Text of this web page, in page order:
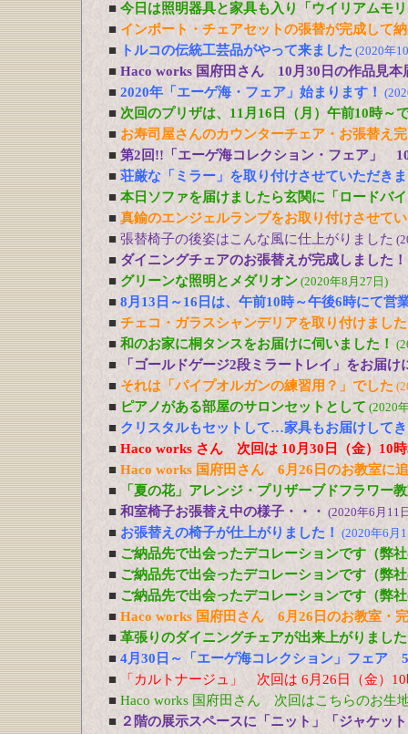
■ 今日は照明器具と家具も入り「ウイリアムモ
■ インポート・チェアセットの張替が完成して
■
トルコの伝統工芸品がやって来ました (2020年
■ Haco works 国府田さん 10月30日の作品見本
■ 2020年「エーゲ海・フェア」始まります！
■ 次回のプリザは、11月16日（月）午前10時～
■ お寿司屋さんのカウンターチェア・お張替え
■ 第2回!!「エーゲ海コレクション・フェア」
■ 荘厳な「ミラー」を取り付けさせていただき
■ 本日ソファを届けましたら玄関に「ロードバ
■ 真鍮のエンジェルランプをお取り付けさせて
■ 張替椅子の後姿はこんな風に仕上がりました
■ ダイニングチェアのお張替えが完成しました！
■ グリーンな照明とメダリオン (2020年8月27日)
■ 8月13日～16日は、午前10時～午後6時にて営
■ チェコ・ガラスシャンデリアを取り付けまし
■ 和のお家に桐タンスをお届けに伺いました！
■
「ゴールドゲージ2段ミラートレイ」をお届
■ それは「パイプオルガンの練習用？」でした
■ ピアノがある部屋のサロンセットとして (2020
■ クリスタルもセットして…家具もお届けして
■ Haco works さん 次回は 10月30日（金）10
■ Haco works 国府田さん 6月26日のお教室に
■
「夏の花」アレンジ・プリザーブドフラワー
■ 和室椅子お張替え中の様子・・・ (2020年6月11
■ お張替えの椅子が仕上がりました！ (2020年6月
■ ご納品先で出会ったデコレーションです（弊
■ ご納品先で出会ったデコレーションです（弊
■ ご納品先で出会ったデコレーションです（弊
■ Haco works 国府田さん 6月26日のお教室・
■ 革張りのダイニングチェアが出来上がりまし
■ 4月30日～「エーゲ海コレクション」フェア
■
「カルトナージュ」 次回は 6月26日（金）
■ Haco works 国府田さん 次回はこちらのお生
■ ２階の展示スペースに「ニット」「ジャケッ